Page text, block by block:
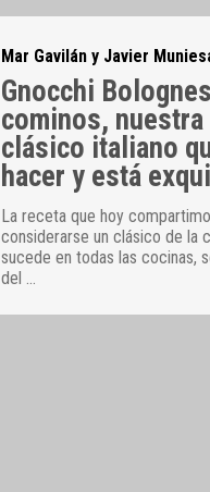
Mar Gavilán y Javier
Gnocchi
cominos,
clásico italiano
hacer y está
La receta que hoy
considerarse un clásico de la
sucede en todas las cocinas,
del …